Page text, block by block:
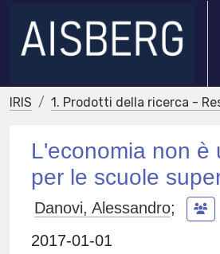
IRIS 1. Prodotti della ricerca -
L'economia non è
per le scuole
Danovi, Alessandro;
2017-01-01